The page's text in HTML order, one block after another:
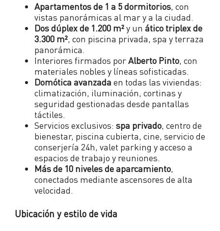
Apartamentos de 1 a 5 dormitorios, con
vistas panorámicas al mar y a la ciudad.
Dos dúplex de 1.200 m²y un ático triplex de
3.300 m², con piscina privada, spa y terraza
panorámica.
Interiores firmados porAlberto Pinto, con
materiales nobles y líneas sofisticadas.
Domótica avanzada en todas las viviendas:
climatización, iluminación, cortinas y
seguridad gestionadas desde pantallas
táctiles.
Servicios exclusivos: spa privado, centro de
bienestar, piscina cubierta, cine, servicio de
conserjería 24h, valet parking y acceso a
espacios de trabajo y reuniones.
Más de 10 niveles de aparcamiento,
conectados mediante ascensores de alta
velocidad.
Ubicación y estilo de vida